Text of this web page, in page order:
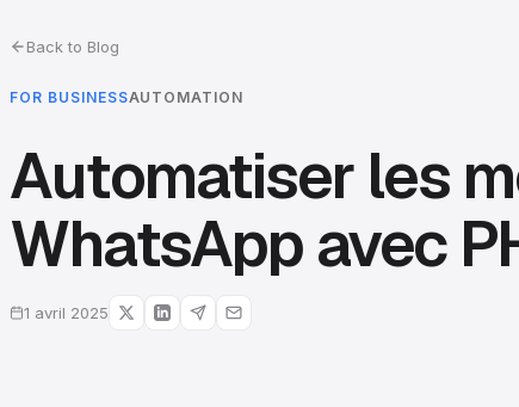
Back to Blog
FOR BUSINESSAUTOMATION
Automatiser les
WhatsApp avec
1 avril 2025